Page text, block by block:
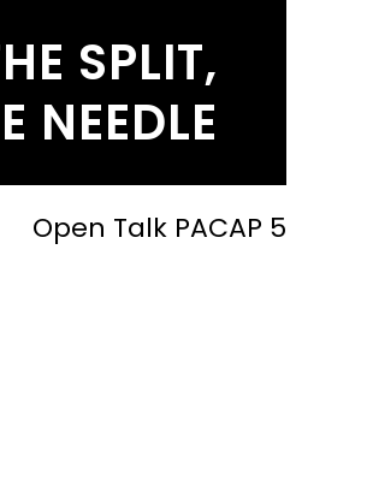
SPLIT,
NEEDLE
Open Talk PACAP 5